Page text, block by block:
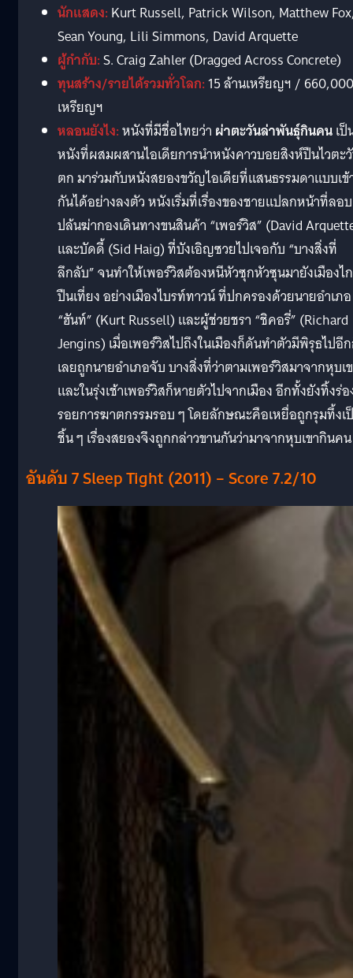
นักแสดง:Kurt Russell, Patrick Wilson, Matthew
Sean Young, Lili Simmons, David Arquette
ผู้กำกับ:S. Craig Zahler (Dragged Across Concrete)
ทุนสร้าง/รายได้รวมทั่วโลก:15 ล้านเหรียญฯ / 660,000
เหรียญฯ
หลอนยังไง:หนังที่มีชื่อไทยว่า ผ่าตะวันล่าพันธุ์กินคนเป็
หนังที่ผสมผสานไอเดียการนำหนังคาวบอยสิงห์ปืนไวตะ
ตก มาร่วมกับหนังสยองขวัญไอเดียที่แสนธรรมดาแบบเข้
กันได้อย่างลงตัว หนังเริ่มที่เรื่องของชายแปลกหน้าที่ลอบ
ปล้นฆ่ากองเดินทางขนสินค้า “เพอร์วิส” (David
และบัดดี้ (Sid Haig) ที่บังเอิญซวยไปเจอกับ “บางสิ่งที่
ลึกลับ” จนทำให้เพอร์วิสต้องหนีหัวซุกหัวซุนมายังเมืองไ
ปืนเที่ยง อย่างเมืองไบรท์ทาวน์ ที่ปกครองด้วยนายอำเภอ
“ฮันท์” (Kurt Russell) และผู้ช่วยชรา “ชิคอรี่” (Richard
Jengins) เมื่อเพอร์วิสไปถึงในเมืองก็ดันทำตัวมีพิรุธไปอี
เลยถูกนายอำเภอจับ บางสิ่งที่ว่าตามเพอร์วิสมาจากหุบเ
และในรุ่งเช้าเพอร์วิสก็หายตัวไปจากเมือง อีกทั้งยังทิ้งร่
รอยการฆาตกรรมรอบ ๆ โดยลักษณะคือเหยื่อถูกรุมทึ้งเ
ชิ้น ๆ เรื่องสยองจึงถูกกล่าวขานกันว่ามาจากหุบเขากินคน
อันดับ 7 Sleep Tight (2011) – Score 7.2/10